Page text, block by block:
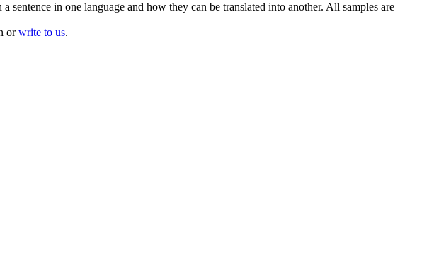
in one language and how they can be translated into another. All samples are
orwrite to us.